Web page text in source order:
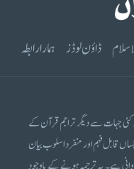
ڈاؤن لوڈز ہمارا رابطہ
کئی جہات سے دیگر تراجم قرآن کے
قابل فہم اور منفرد اسلوب بیان